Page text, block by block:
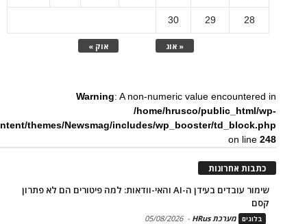
« אוג אוק »
28
29
30
Warning: A non-numeric value encountered in
/home/hrusco/public_html/wp-
themes/Newsmag/includes/wp_booster/td_block.php
on line248
כתבות אחרונות
שימור עובדים בעידן ה-AI והאי-וודאות: למה פיטורים הם לא פתרון
קסם
בלוגים מערכת HRus -
05/08/2026